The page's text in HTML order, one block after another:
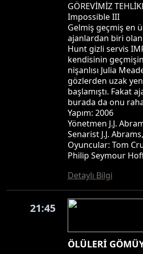
GÖREVİMİZ
Impossible III
Gelmiş geçmiş en
ajanlardan biri
Hunt gizli servis
kendisinin
nişanlısı Julia
gözlerden uzak
başlamıştı. Fakat
burada da onu
Yapım: 2006
Yönetmen J.J.
Senarist J.J.
Oyuncular: Tom
Philip Seymour
Detaylı Bilgi
21:45
ÖLÜLERİ